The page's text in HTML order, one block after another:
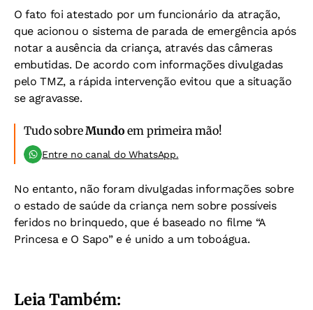
O fato foi atestado por um funcionário da atração,
que acionou o sistema de parada de emergência após
notar a ausência da criança, através das câmeras
embutidas. De acordo com informações divulgadas
pelo TMZ, a rápida intervenção evitou que a situação
se agravasse.
Tudo sobreMundo em primeira mão!
Entre no canal do WhatsApp.
No entanto, não foram divulgadas informações sobre
o estado de saúde da criança nem sobre possíveis
feridos no brinquedo, que é baseado no filme “A
Princesa e O Sapo” e é unido a um toboágua.
Leia Também: